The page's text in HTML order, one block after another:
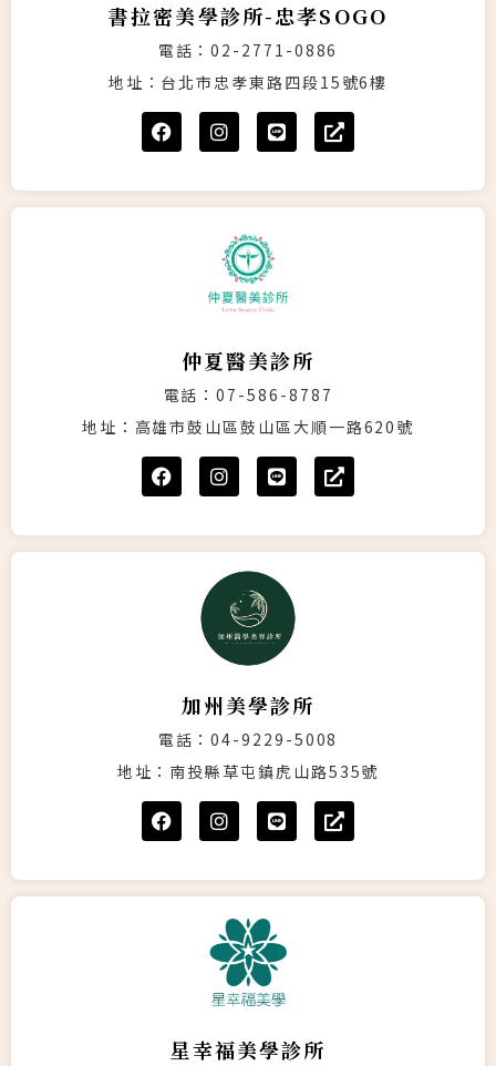
書拉密美學診所-忠孝SOGO
電話：02-2771-0886
地址：台北市忠孝東路四段15號6樓
仲夏醫美診所
電話：07-586-8787
地址：高雄市鼓山區鼓山區大順一路620號
加州美學診所
電話：04-9229-5008
地址：南投縣草屯鎮虎山路535號
星幸福美學診所